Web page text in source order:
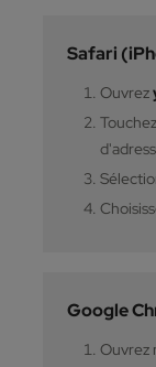
Safari
Ouvrez
Google
Ouvrez